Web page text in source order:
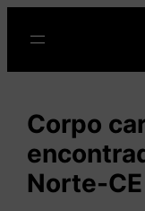
para
o
Corpo
Norte-CE